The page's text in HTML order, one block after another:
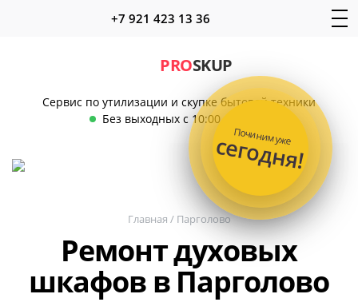
PROSKUP
Сервис по утилизации и скупке бытовой техники
Без выходных с 10:00 до 22:00
+7 921 423 13 36
Починим уже
сегодня!
Главная / Парголово
Ремонт духовых
шкафов в Парголово